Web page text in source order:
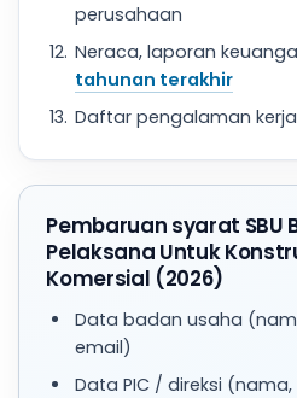
perusahaan
Neraca, laporan
tahunan terakhir
Daftar pengalaman
Pembaruan syarat SBU
Pelaksana Untuk
Komersial (2026)
Data badan usaha
email)
Data PIC / direksi (nama,